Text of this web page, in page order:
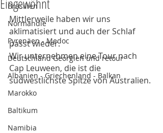
Brasilien
Normandie
Pyrenäen - Medoc
Deutschland Georgien und retour
Albanien - Griechenland - Balkan
Marokko
Baltikum
Namibia
Mittlerweile haben wir uns
aklimatisiert und auch der Schlaf
passt wieder.
Wir unternehmen eine Tour nach
Cap Leuween, die ist die
südwestlichste Spitze von Australien.